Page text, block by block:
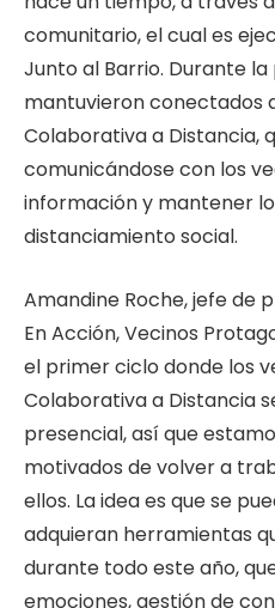
comunitario, el cual es
Junto al Barrio. Durante
mantuvieron conectados
Colaborativa a Distancia,
comunicándose con los
información y mantener
distanciamiento social.
Amandine Roche, jefe de
En Acción, Vecinos
el primer ciclo donde los
Colaborativa a Distancia
presencial, así que
motivados de volver a
ellos. La idea es que se
adquieran herramientas
durante todo este año,
emociones, gestión de